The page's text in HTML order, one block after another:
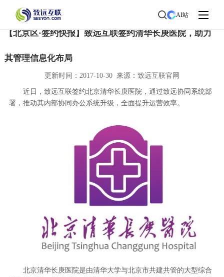
AI站
首页>了解致远>新闻中心
【北京区·签约快报】致远互联签约清华长庚医院，助力
其管理信息化布局
更新时间：2017-10-30 来源：致远互联官网
近日，致远互联签约北京清华长庚医院，通过致远协同系统部
署，推动其内部协同办公系统升级，全面提升运营效率。
北京清华长庚医院是由清华大学与北京市共建共管的大型综合